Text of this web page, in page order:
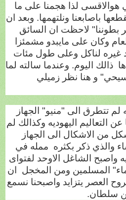
هوالاقسى لذا هجمنا على ما
باصابعنا ونلتهمها. وبعد ان
بطوننا" لاحظت ان السائق
وكان على مايبدو مشمئزا
غيره لناكل وعلى طول مئات
ذالك اليوم. وعندما سالته لما
و هنا نظر زميلي
لم تتطرق الى "منيو" الجهاز
التعاليم اليهوديه وكذالك لم
من الاشكال الى الجهاز
والذي ذكر بكثره ممله في
واصبح الشاغل الاوحد لفتواى
المسلمين ومن المخجل
ان
العصر يتزايد واصبحنا نسمع
من سلطان.